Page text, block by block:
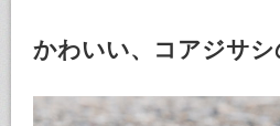
かわいい、コアジサシ